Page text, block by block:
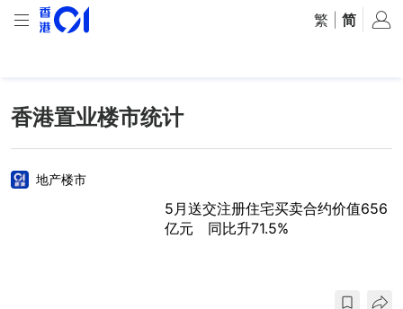
繁 简
香港置业楼市统计
地产楼市
5月送交注册住宅买卖合约价值656
亿元 同比升71.5%